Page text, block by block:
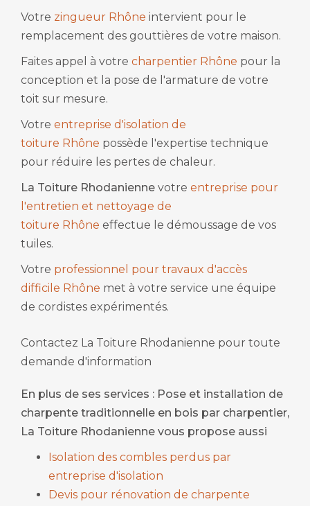
Votre zingueur Rhône intervient pour le
remplacement des gouttières de votre maison.
Faites appel à votre charpentier Rhône pour la
conception et la pose de l'armature de votre
toit sur mesure.
Votre entreprise d'isolation de
toiture Rhône possède l'expertise technique
pour réduire les pertes de chaleur.
La Toiture Rhodanienne votre entreprise pour
l'entretien et nettoyage de
toiture Rhône effectue le démoussage de vos
tuiles.
Votre professionnel pour travaux d'accès
difficile Rhône met à votre service une équipe
de cordistes expérimentés.
Contactez La Toiture Rhodanienne pour toute
demande d'information
En plus de ses services : Pose et installation de
charpente traditionnelle en bois par charpentier,
La Toiture Rhodanienne vous propose aussi
Isolation des combles perdus par
entreprise d'isolation
Devis pour rénovation de charpente